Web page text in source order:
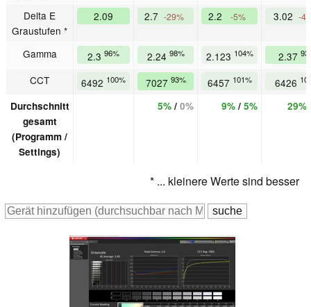
Delta E
Graustufen *
2.09 2.7 -29% 2.2 -5% 3.02 -
Gamma 2.3 96% 2.24 98% 2.123 104% 2.37
CCT 6492 100% 7027 93% 6457 101% 6426
Durchschnitt
gesamt
(Programm /
Settings)
5%/ 0% 9%/ 5% 29%
* ... kleinere Werte sind besser